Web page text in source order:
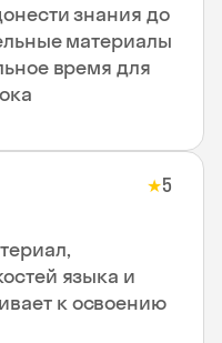
знания до
материалы
время для
★5
языка и
к освоению